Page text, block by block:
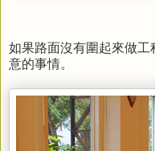
如果路面沒有圍起來做
意的事情。